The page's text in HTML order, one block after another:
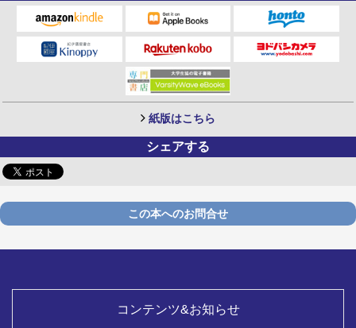
紙版はこちら
シェアする
この本へのお問合せ
コンテンツ&お知らせ